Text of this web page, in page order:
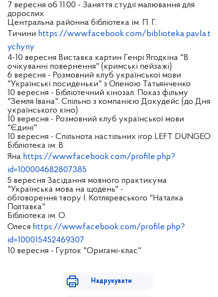
7 вересня об 11.00 - Заняття студії малювання для
дорослих
Центральна районна бібліотека ім. П. Г.
Тичини https://www.facebook.com/biblioteka.pavla.t
ychyny
4-10 вересня Виставка картин Генрі Ягодкіна "В
очікуванні повернення" (кримські пейзажі)
6 вересня - Розмовний клуб української мови
"Українські посиденьки" з Оленою Татьянченко
10 вересня - Бібліотечний кінозал. Показ фільму
"Земля Івана". Спільно з компанією Докудейс (до Дня
українського кіно)
10 вересня - Розмовний клуб української мови
"Єдині"
10 вересня - Спільнота настільних ігор LEFT DUNGEO
Бібліотека ім. В.
Яна https://www.facebook.com/profile.php?
id=100004682807385
5 вересня Засідання мовного практикума
"Українська мова на щодень" -
обговорення твору І. Котляревського "Наталка
Полтавка"
Бібліотека ім. О.
Олеся https://www.facebook.com/profile.php?
id=100015452469307
10 вересня - Гурток "Оригамі-клас"
Надрукувати